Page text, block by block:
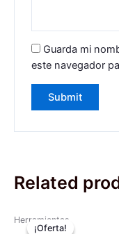
Guarda mi
este navegador
Related
¡Oferta!
¡Oferta!
Herramientas